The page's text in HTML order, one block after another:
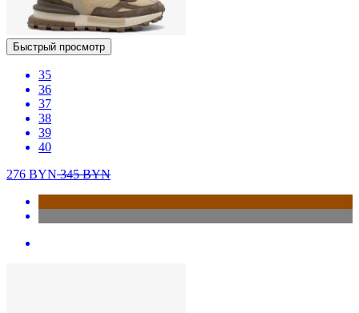
Быстрый просмотр
35
36
37
38
39
40
276 BYN345BYN